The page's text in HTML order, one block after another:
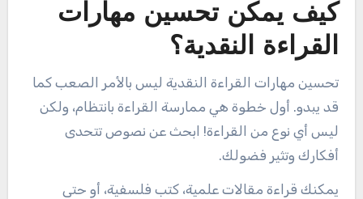
كيف يمكن تحسين مهارات
القراءة النقدية؟
تحسين مهارات القراءة النقدية ليس بالأمر الصعب كما
قد يبدو. أول خطوة هي ممارسة القراءة بانتظام، ولكن
ليس أي نوع من القراءة! ابحث عن نصوص تتحدى
أفكارك وتثير فضولك.
يمكنك قراءة مقالات علمية، كتب فلسفية، أو حتى